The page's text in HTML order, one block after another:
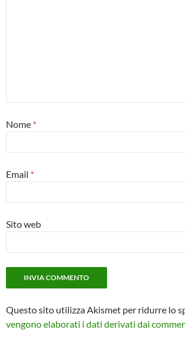
Nome *
Email *
Sito web
Questo sito utilizza Akismet per ridurre lo
vengono elaborati i dati derivati dai